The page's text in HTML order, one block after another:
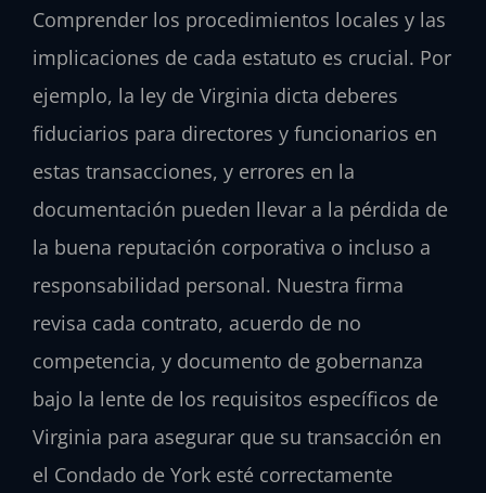
Comprender los procedimientos locales y las
implicaciones de cada estatuto es crucial. Por
ejemplo, la ley de Virginia dicta deberes
fiduciarios para directores y funcionarios en
estas transacciones, y errores en la
documentación pueden llevar a la pérdida de
la buena reputación corporativa o incluso a
responsabilidad personal. Nuestra firma
revisa cada contrato, acuerdo de no
competencia, y documento de gobernanza
bajo la lente de los requisitos específicos de
Virginia para asegurar que su transacción en
el Condado de York esté correctamente